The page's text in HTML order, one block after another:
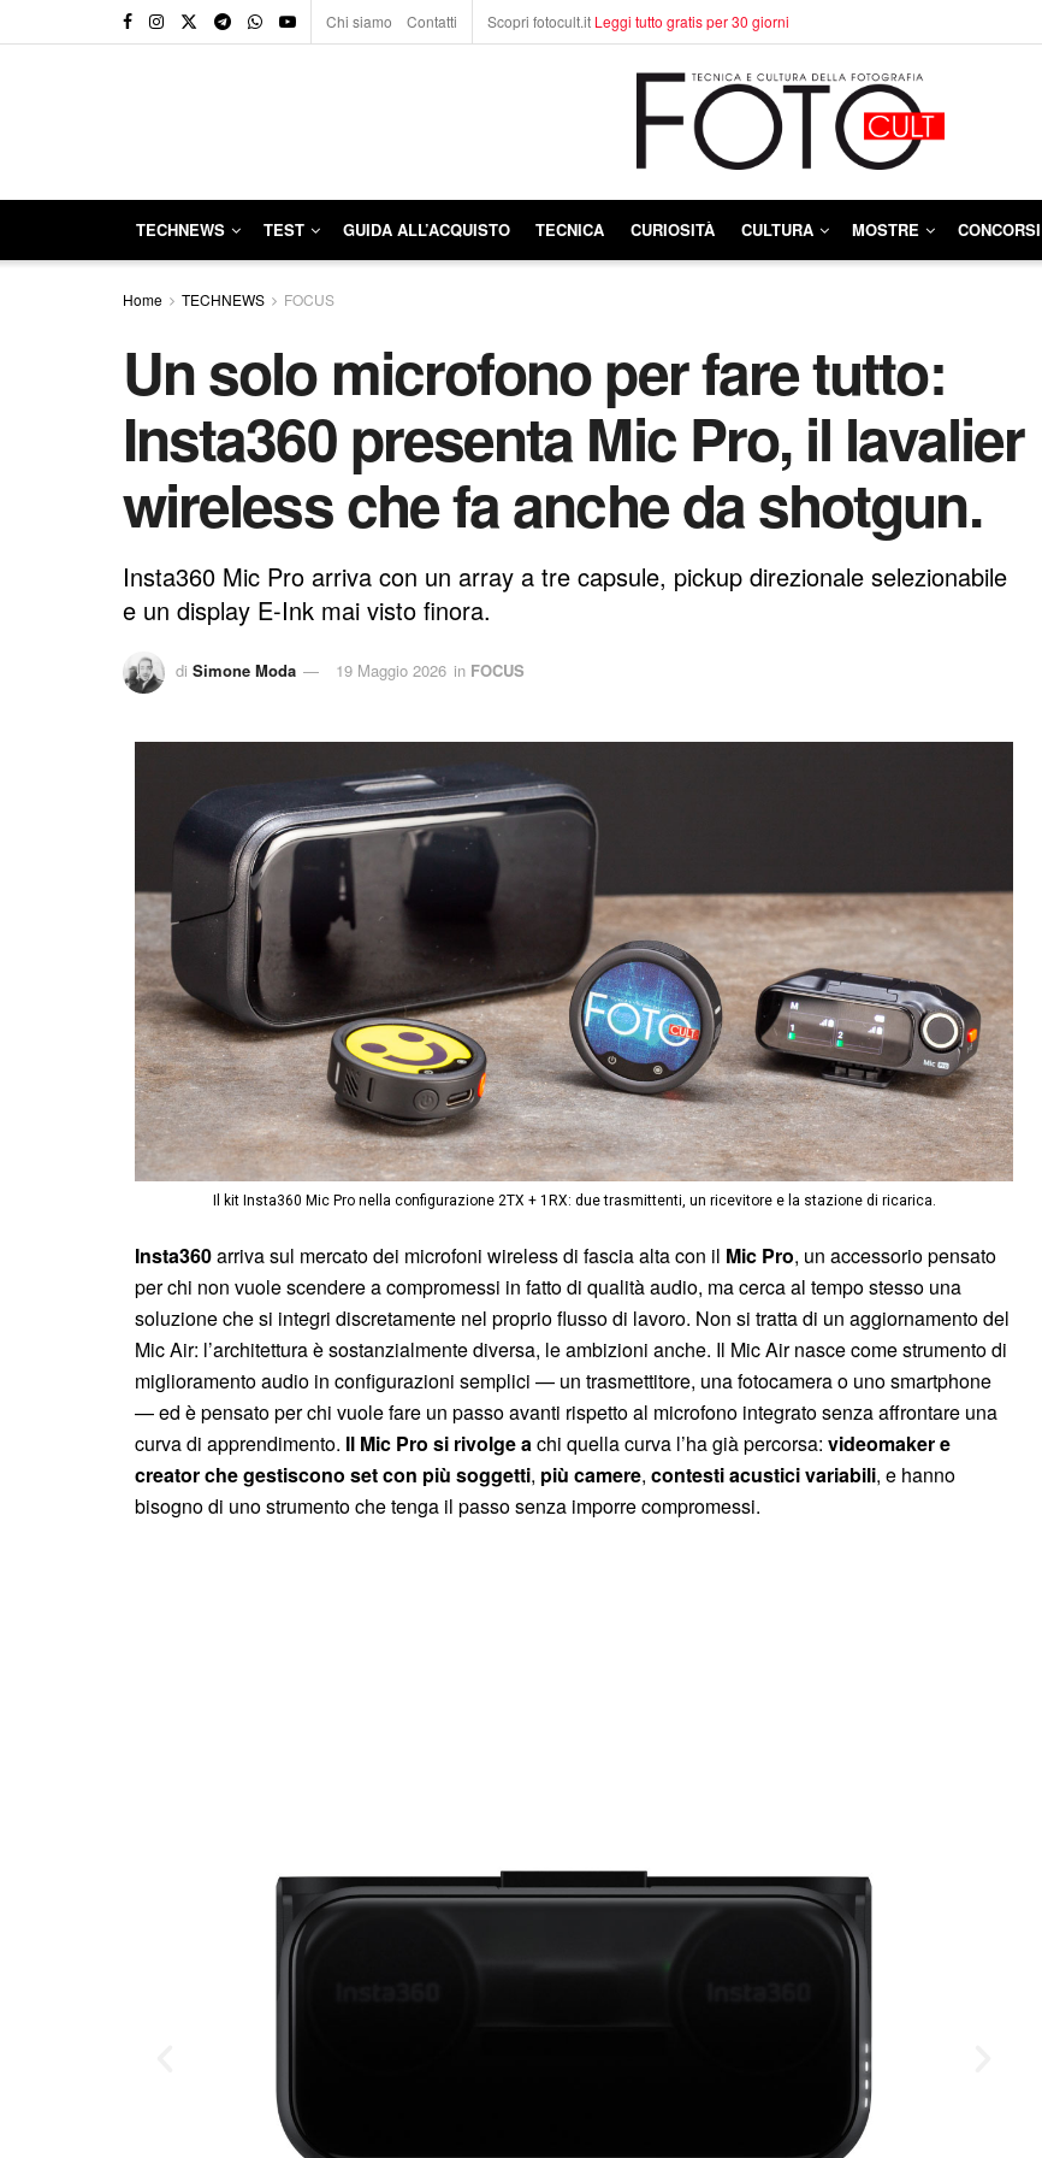
Chi siamo Contatti Scopri fotocult.it Leggi tutto gratis per 30 giorni
TECHNEWS TEST GUIDA ALL’ACQUISTO TECNICA CURIOSITÀ CULTURA MOSTRE CONCORSI
Home TECHNEWS FOCUS
Un solo microfono per fare tutto:
Insta360 presenta Mic Pro, il lavalier
wireless che fa anche da shotgun.
Insta360 Mic Pro arriva con un array a tre capsule, pickup direzionale selezionabile
e un display E-Ink mai visto finora.
di Simone Moda 19 Maggio 2026 in FOCUS
Il kit Insta360 Mic Pro nella configurazione 2TX + 1RX: due trasmittenti, un ricevitore e la stazione di ricarica.
Insta360arriva sul mercato dei microfoni wireless di fascia alta con il Mic Pro, un accessorio pensato
per chi non vuole scendere a compromessi in fatto di qualità audio, ma cerca al tempo stesso una
soluzione che si integri discretamente nel proprio flusso di lavoro. Non si tratta di un aggiornamento del
Mic Air: l’architettura è sostanzialmente diversa, le ambizioni anche. Il Mic Air nasce come strumento di
miglioramento audio in configurazioni semplici — un trasmettitore, una fotocamera o uno smartphone
— ed è pensato per chi vuole fare un passo avanti rispetto al microfono integrato senza affrontare una
curva di apprendimento. Il Mic Pro si rivolge achi quella curva l’ha già percorsa: videomaker e
creator che gestiscono set con più soggetti, più camere, contesti acustici variabili, e hanno
bisogno di uno strumento che tenga il passo senza imporre compromessi.